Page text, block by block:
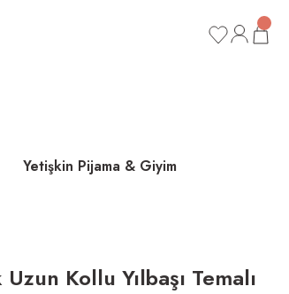
ücretsiz
Yetişkin Pijama & Giyim
Kollu Yılbaşı Temalı